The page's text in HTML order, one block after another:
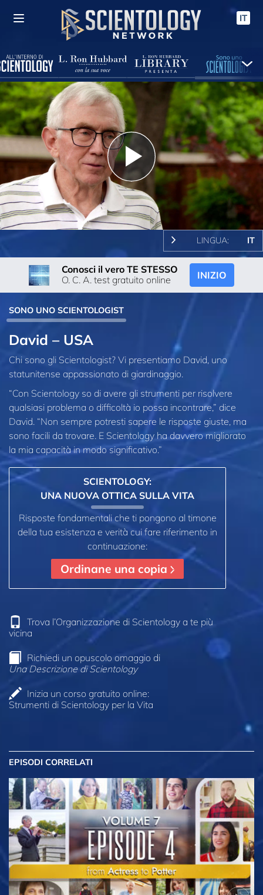
IT
Play
Video
LINGUA: IT
Conosci il vero TE STESSO
O. C. A. test gratuito online
INIZIO
SONO UNO SCIENTOLOGIST
David – USA
Chi sono gli Scientologist? Vi presentiamo David, uno
statunitense appassionato di giardinaggio.
“Con Scientology so di avere gli strumenti per risolvere
qualsiasi problema o difficoltà io possa incontrare,” dice
David. “Non sempre potresti sapere le risposte giuste, ma
sono facili da trovare. E Scientology ha davvero migliorato
la mia capacità in modo significativo.”
SCIENTOLOGY:
UNA NUOVA OTTICA SULLA VITA
Risposte fondamentali che ti pongono al timone
della tua esistenza e verità cui fare riferimento in
continuazione:
Ordinane una copia
Trova l’Organizzazione di Scientology a te più
vicina
Richiedi un opuscolo omaggio di
Una Descrizione di Scientology
Inizia un corso gratuito online:
Strumenti di Scientology per la Vita
EPISODI CORRELATI